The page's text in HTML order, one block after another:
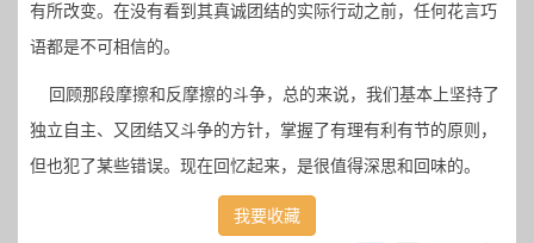
有所改变。在没有看到其真诚团结的实际行动之前，任何花言巧
语都是不可相信的。
回顾那段摩擦和反摩擦的斗争，总的来说，我们基本上坚持了
独立自主、又团结又斗争的方针，掌握了有理有利有节的原则，
但也犯了某些错误。现在回忆起来，是很值得深思和回味的。
我要收藏